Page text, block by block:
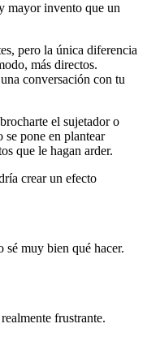
mayor invento que un
pero la única diferencia
más directos.
conversación con tu
el sujetador o
pone en plantear
que le hagan arder.
crear un efecto
muy bien qué hacer.
frustrante.